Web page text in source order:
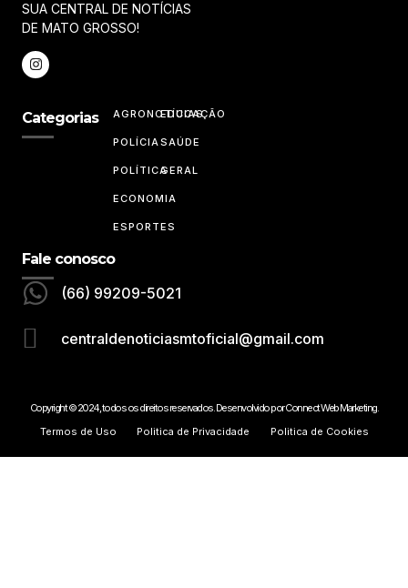
SUA CENTRAL DE NOTÍCIAS
DE MATO GROSSO!
Categorias AGRONOTÍCIAS
POLÍCIA
POLÍTICA
ECONOMIA
ESPORTES
EDUCAÇÃO
SAÚDE
GERAL
Fale conosco
(66) 99209-5021
centraldenoticiasmtoficial@gmail.com
Copyright © 2024, todos os direitos reservados. Desenvolvido por Connect Web Marketing.
Termos de Uso
Politica de Privacidade Politica de Cookies